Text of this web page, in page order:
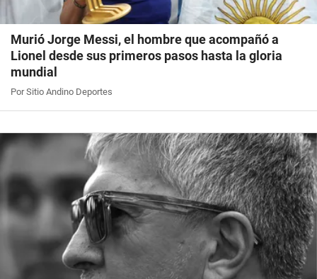
Murió Jorge Messi, el hombre que acompañó a
Lionel desde sus primeros pasos hasta la gloria
mundial
Por Sitio Andino Deportes